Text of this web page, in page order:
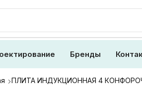
Бренды
ПЛИТА ИНДУКЦИОННАЯ 4